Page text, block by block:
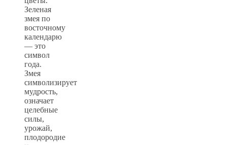
Зеленая
змея по
восточному
календарю
— это
символ
года.
Змея
символизирует
мудрость,
означает
целебные
силы,
урожай,
плодородие